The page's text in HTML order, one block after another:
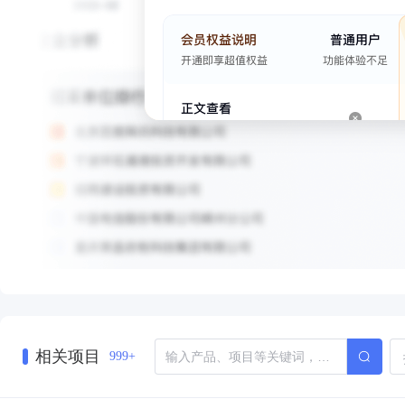
相关项目 999+